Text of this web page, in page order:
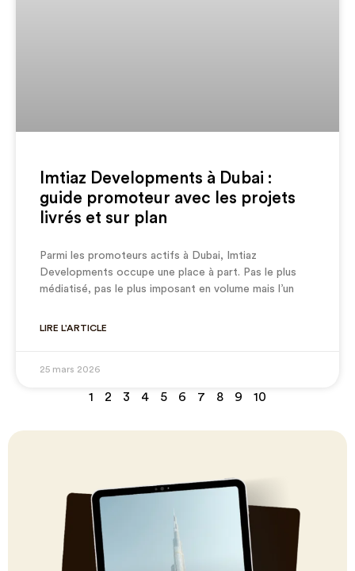
Imtiaz Developments à Dubai :
guide promoteur avec les projets
livrés et sur plan
Parmi les promoteurs actifs à Dubai, Imtiaz
Developments occupe une place à part. Pas le plus
médiatisé, pas le plus imposant en volume mais l’un
LIRE L'ARTICLE
25 mars 2026
1 2 3 4 5 6 7 8 9 10